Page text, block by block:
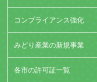
コンプライアンス強化
みどり産業の新規事業
各市の許可証一覧